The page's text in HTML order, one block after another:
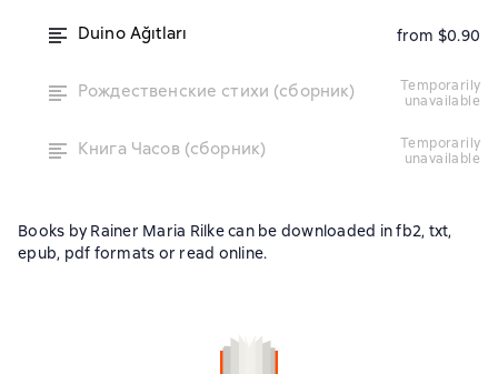
Duino Ağıtları from $0.90
Рождественские стихи (сборник)
temporarily
unavailable
Книга Часов (сборник)
temporarily
unavailable
Books by Rainer Maria Rilke can be downloaded in fb2, txt,
epub, pdf formats or read online.